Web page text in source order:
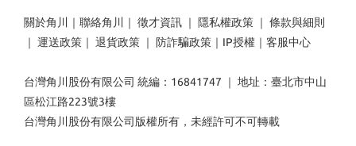
關於角川 ｜ 聯絡角川 ｜ 徵才資訊 ｜ 隱私權政策 ｜ 條款與細則
｜ 運送政策 ｜ 退貨政策 ｜ 防詐騙政策 ｜ IP授權 ｜ 客服中心
台灣角川股份有限公司 統編：16841747 ｜ 地址：臺北市中山
區松江路223號3樓
台灣角川股份有限公司版權所有，未經許可不可轉載